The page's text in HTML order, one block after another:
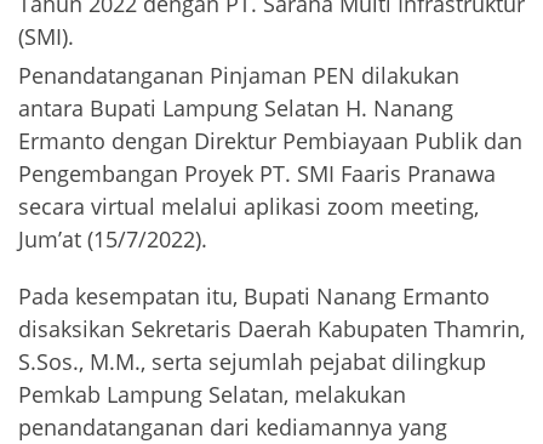
(SMI).
Penandatanganan Pinjaman PEN dilakukan
antara Bupati Lampung Selatan H. Nanang
Ermanto dengan Direktur Pembiayaan Publik dan
Pengembangan Proyek PT. SMI Faaris Pranawa
secara virtual melalui aplikasi zoom meeting,
Jum’at (15/7/2022).
Pada kesempatan itu, Bupati Nanang Ermanto
disaksikan Sekretaris Daerah Kabupaten Thamrin,
S.Sos., M.M., serta sejumlah pejabat dilingkup
Pemkab Lampung Selatan, melakukan
penandatanganan dari kediamannya yang